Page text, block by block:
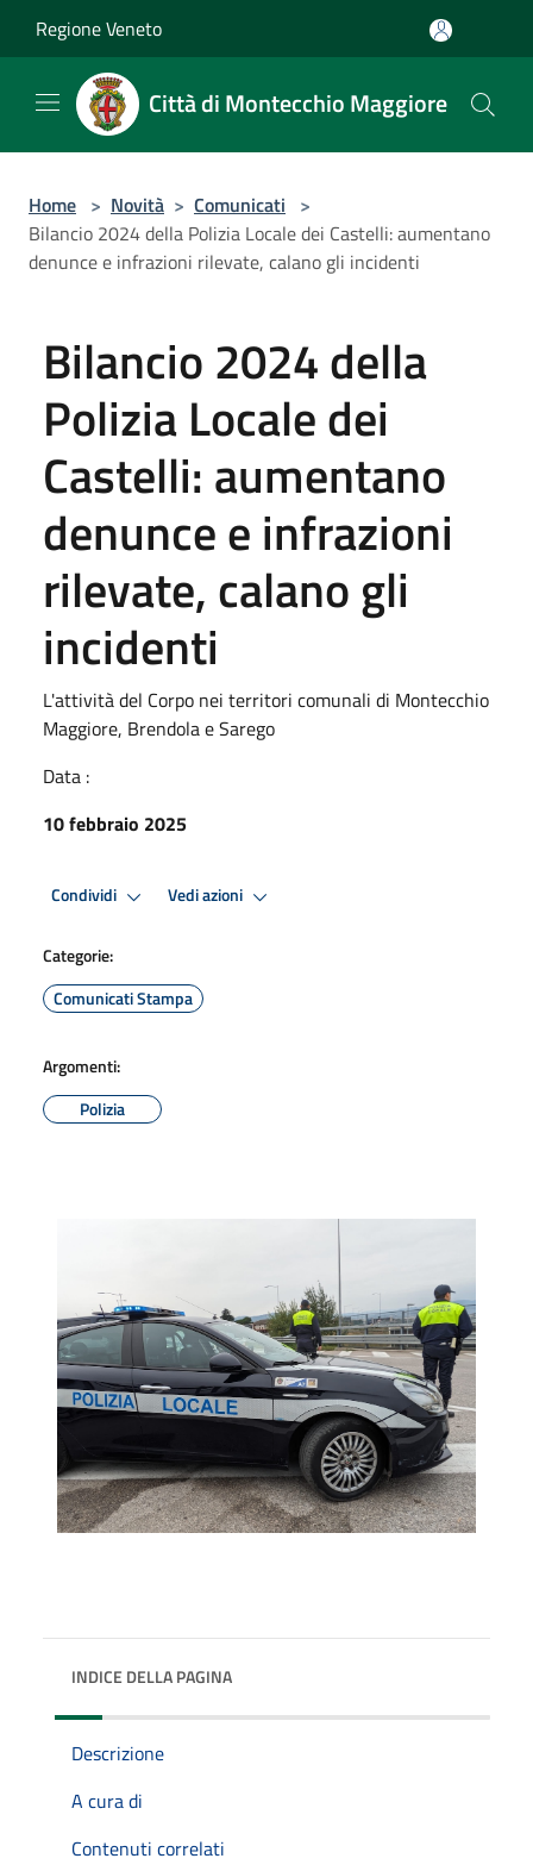
Regione Veneto
Città di Montecchio Maggiore
Home > Novità > Comunicati >
Bilancio 2024 della Polizia Locale dei Castelli: aumentano
denunce e infrazioni rilevate, calano gli incidenti
Bilancio 2024 della
Polizia Locale dei
Castelli: aumentano
denunce e infrazioni
rilevate, calano gli
incidenti
L'attività del Corpo nei territori comunali di Montecchio
Maggiore, Brendola e Sarego
Data :
10 febbraio 2025
Condividi Vedi azioni
Categorie:
Comunicati Stampa
Argomenti:
Polizia
INDICE DELLA PAGINA
Descrizione
A cura di
Contenuti correlati